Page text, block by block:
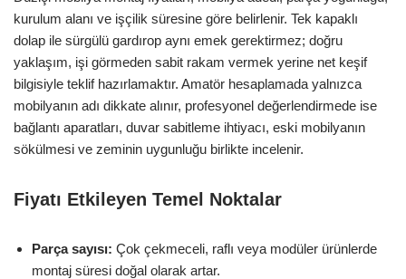
kurulum alanı ve işçilik süresine göre belirlenir. Tek kapaklı
dolap ile sürgülü gardırop aynı emek gerektirmez; doğru
yaklaşım, işi görmeden sabit rakam vermek yerine net keşif
bilgisiyle teklif hazırlamaktır. Amatör hesaplamada yalnızca
mobilyanın adı dikkate alınır, profesyonel değerlendirmede ise
bağlantı aparatları, duvar sabitleme ihtiyacı, eski mobilyanın
sökülmesi ve zeminin uygunluğu birlikte incelenir.
Fiyatı Etkileyen Temel Noktalar
Parça sayısı: Çok çekmeceli, raflı veya modüler ürünlerde
montaj süresi doğal olarak artar.